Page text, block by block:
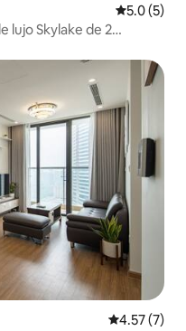
5.0 (5)
lujo Skylake de 2
Calificación
4.57 (7)